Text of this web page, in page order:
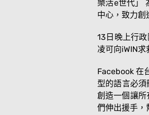
樂活e世代」
中心，致力創
13日晚上行
凌可向iWIN
Facebook 在
型的語言必
創造一個讓所
們伸出援手，